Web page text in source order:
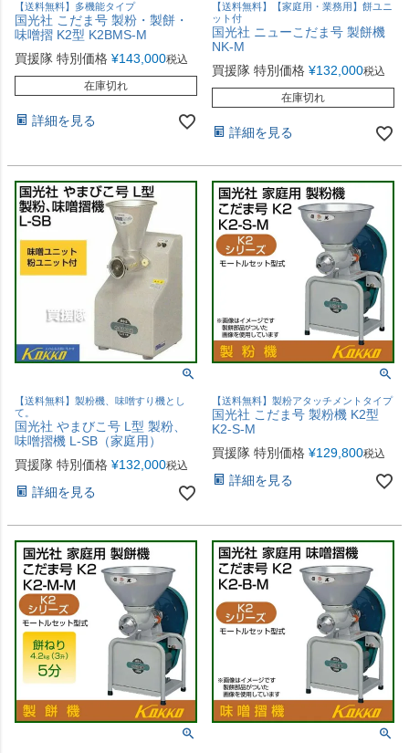
【送料無料】多機能タイプ
国光社 こだま号 製粉・製餅・
味噌摺 K2型 K2BMS-M
買援隊 特別価格 ¥143,000税込
在庫切れ
詳細を見る
【送料無料】【家庭用・業務用】餅ユニ
ット付
国光社 ニューこだま号 製餅機
NK-M
買援隊 特別価格 ¥132,000税込
在庫切れ
詳細を見る
【送料無料】製粉機、味噌すり機とし
て。
国光社 やまびこ号 L型 製粉、
味噌摺機 L-SB（家庭用）
買援隊 特別価格 ¥132,000税込
詳細を見る
【送料無料】製粉アタッチメントタイプ
国光社 こだま号 製粉機 K2型
K2-S-M
買援隊 特別価格 ¥129,800税込
詳細を見る